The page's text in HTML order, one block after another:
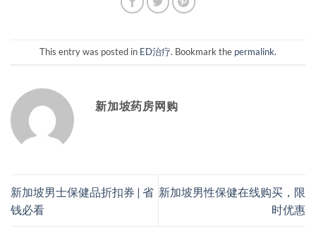
This entry was posted in ED治疗. Bookmark the permalink.
新加坡药房网购
新加坡男士保健品折扣券 | 省
钱必看
新加坡男性保健在线购买，限
时优惠